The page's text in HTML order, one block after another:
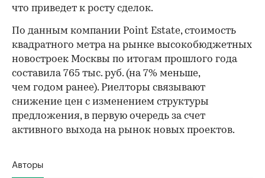
что приведет к росту сделок.
По данным компании Point Estate, стоимость
квадратного метра на рынке высокобюджетных
новостроек Москвы по итогам прошлого года
составила 765 тыс. руб. (на 7% меньше,
чем годом ранее). Риелторы связывают
снижение цен с изменением структуры
предложения, в первую очередь за счет
активного выхода на рынок новых проектов.
Авторы